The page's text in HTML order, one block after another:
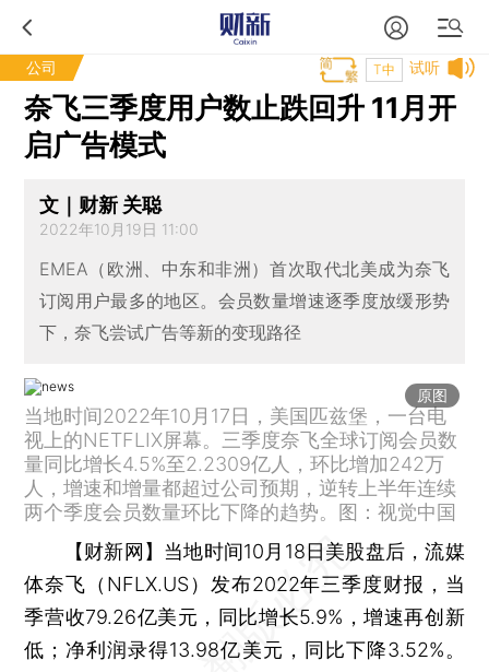
公司 试听
T中
奈飞三季度用户数止跌回升 11月开
启广告模式
文｜财新 关聪
2022年10月19日 11:00
EMEA（欧洲、中东和非洲）首次取代北美成为奈飞
订阅用户最多的地区。会员数量增速逐季度放缓形势
下，奈飞尝试广告等新的变现路径
原图
当地时间2022年10月17日，美国匹兹堡，一台电
视上的NETFLIX屏幕。三季度奈飞全球订阅会员数
量同比增长4.5%至2.2309亿人，环比增加242万
人，增速和增量都超过公司预期，逆转上半年连续
两个季度会员数量环比下降的趋势。图：视觉中国
【财新网】 当地时间10月18日美股盘后，流媒
体奈飞（NFLX.US）发布2022年三季度财报，当
季营收79.26亿美元，同比增长5.9%，增速再创新
低；净利润录得13.98亿美元，同比下降3.52%。